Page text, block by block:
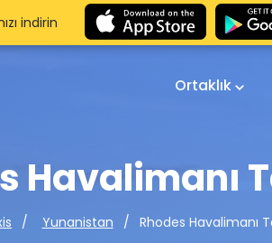
Ortaklık
Havalimanı
Yunanistan Rhodes Havalimanı
indirin